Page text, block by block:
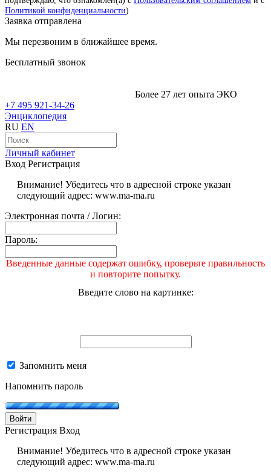
Политикой конфиденциальности)
Заявка отправлена
Мы перезвоним в ближайшее время.
Бесплатный звонок
Более 27 лет опыта ЭКО
+7 495 921-34-26
Энциклопедия
RU EN
Личный кабинет
Вход Регистрация
Внимание! Убедитесь что в адресной строке указан
следующий адрес: www.ma-ma.ru
Электронная почта / Логин:
Пароль:
Введенные данные содержат ошибку, проверьте правильность
и повторите попытку.
Введите слово на картинке:
Запомнить меня
Напомнить пароль
Войти
Регистрация Вход
Внимание! Убедитесь что в адресной строке указан
следующий адрес: www.ma-ma.ru